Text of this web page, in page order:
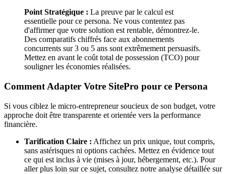
Point Stratégique : La preuve par le calcul est
essentielle pour ce persona. Ne vous contentez pas
d'affirmer que votre solution est rentable, démontrez-le.
Des comparatifs chiffrés face aux abonnements
concurrents sur 3 ou 5 ans sont extrêmement persuasifs.
Mettez en avant le coût total de possession (TCO) pour
souligner les économies réalisées.
Comment Adapter Votre SitePro pour ce Persona
Si vous ciblez le micro-entrepreneur soucieux de son budget, votre
approche doit être transparente et orientée vers la performance
financière.
Tarification Claire : Affichez un prix unique, tout compris,
sans astérisques ni options cachées. Mettez en évidence tout
ce qui est inclus à vie (mises à jour, hébergement, etc.). Pour
aller plus loin sur ce sujet, consultez notre analyse détaillée sur